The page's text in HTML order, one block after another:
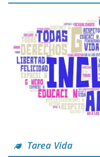
Tarea Vida